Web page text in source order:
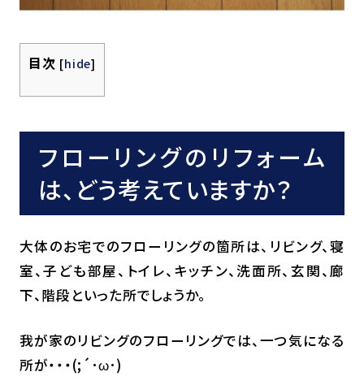
目次 [hide]
フローリングのリフォーム
は、どう考えていますか？
大体のお宅でのフローリングの箇所は、リビング、寝
室、子ども部屋、トイレ、キッチン、洗面所、玄関、廊
下、階段といった所でしょうか。
我が家のリビングのフローリングでは、一つ気になる
所が・・・(;´･ω･)